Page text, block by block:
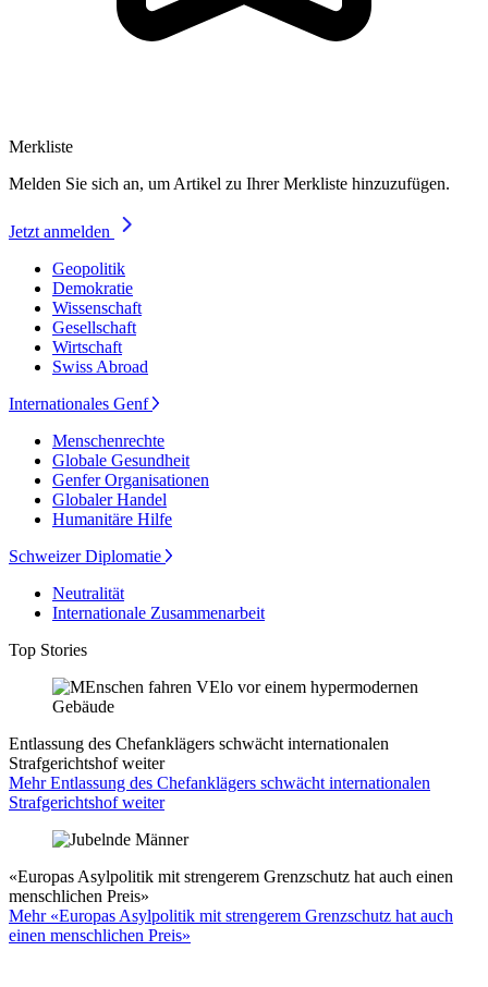
Merkliste
Melden Sie sich an, um Artikel zu Ihrer Merkliste hinzuzufügen.
Jetzt anmelden
Geopolitik
Demokratie
Wissenschaft
Gesellschaft
Wirtschaft
Swiss Abroad
Internationales Genf
Menschenrechte
Globale Gesundheit
Genfer Organisationen
Globaler Handel
Humanitäre Hilfe
Schweizer Diplomatie
Neutralität
Internationale Zusammenarbeit
Top Stories
Entlassung des Chefanklägers schwächt internationalen
Strafgerichtshof weiter
Mehr Entlassung des Chefanklägers schwächt internationalen
Strafgerichtshof weiter
«Europas Asylpolitik mit strengerem Grenzschutz hat auch einen
menschlichen Preis»
Mehr «Europas Asylpolitik mit strengerem Grenzschutz hat auch
einen menschlichen Preis»